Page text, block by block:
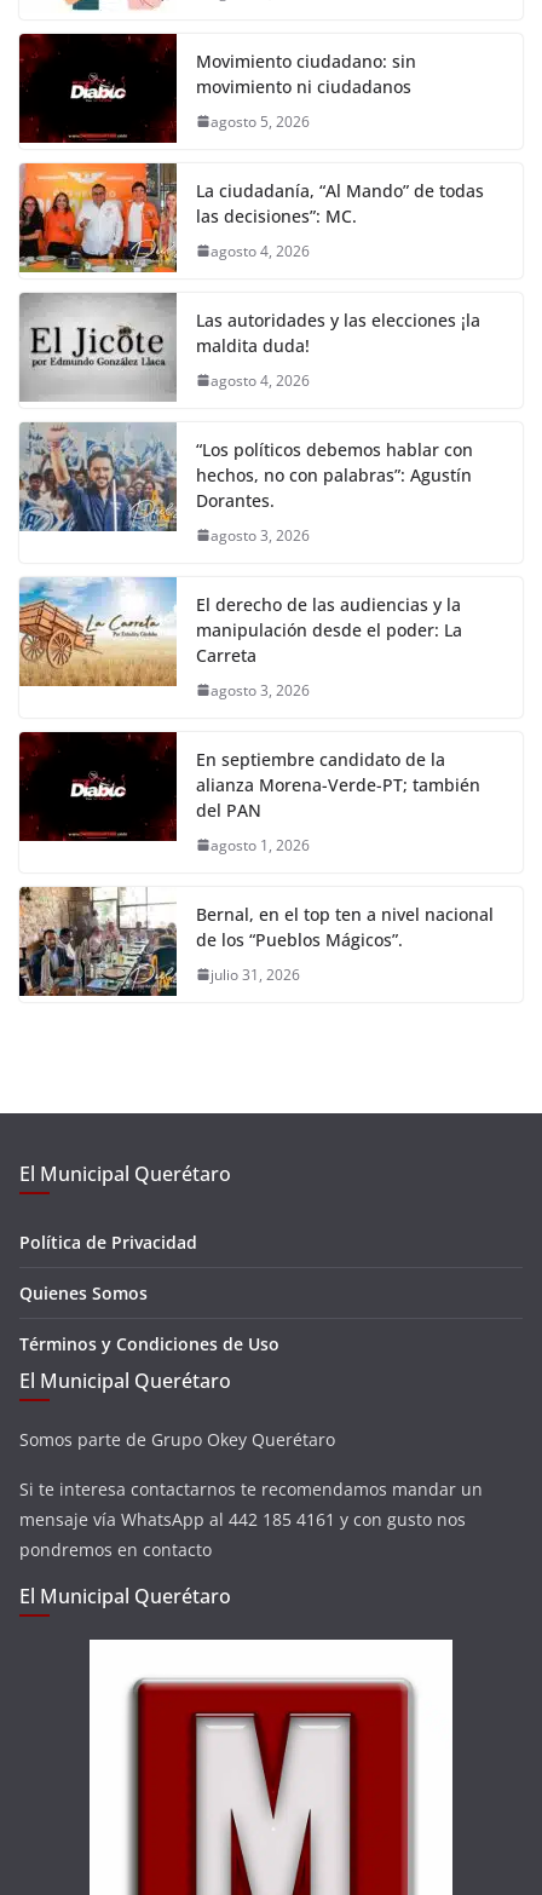
Movimiento ciudadano: sin
movimiento ni ciudadanos
agosto 5, 2026
La ciudadanía, “Al Mando” de todas
las decisiones”: MC.
agosto 4, 2026
Las autoridades y las elecciones ¡la
maldita duda!
agosto 4, 2026
“Los políticos debemos hablar con
hechos, no con palabras”: Agustín
Dorantes.
agosto 3, 2026
El derecho de las audiencias y la
manipulación desde el poder: La
Carreta
agosto 3, 2026
En septiembre candidato de la
alianza Morena-Verde-PT; también
del PAN
agosto 1, 2026
Bernal, en el top ten a nivel nacional
de los “Pueblos Mágicos”.
julio 31, 2026
El Municipal Querétaro
Política de Privacidad
Quienes Somos
Términos y Condiciones de Uso
El Municipal Querétaro
Somos parte de Grupo Okey Querétaro
Si te interesa contactarnos te recomendamos mandar un
mensaje vía WhatsApp al 442 185 4161 y con gusto nos
pondremos en contacto
El Municipal Querétaro